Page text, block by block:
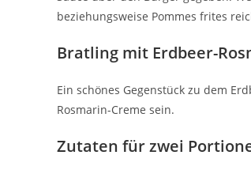
beziehungsweise Pommes frites
Bratling mit Erdbeer-
Ein schönes Gegenstück zu dem
Rosmarin-Creme sein.
Zutaten für zwei